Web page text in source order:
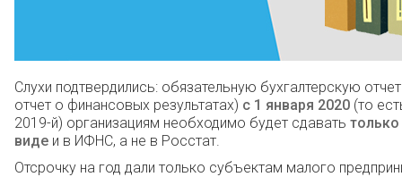
Слухи подтвердились: обязательную бухгалтерскую
отчет о финансовых результатах) с 1 января 2020 (то
2019-й) организациям необходимо будет сдавать
виде и в ИФНС, а не в Росстат.
Отсрочку на год дали только субъектам малого